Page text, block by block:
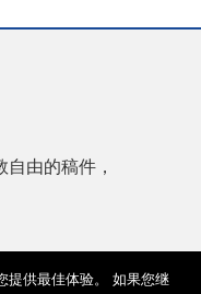
由的稿件，
提供最佳体验。 如果您继